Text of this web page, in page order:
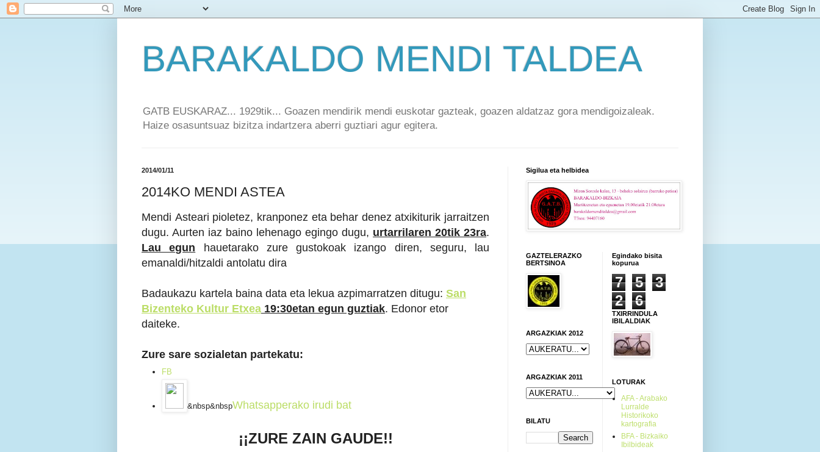
BARAKALDO MENDI TALDEA
GATB EUSKARAZ... 1929tik... Goazen mendirik mendi euskotar gazteak, goazen aldatzaz gora mendigoizaleak.
Haize osasuntsuaz bizitza indartzera aberri guztiari agur egitera.
2014/01/11
2014KO MENDI ASTEA
Mendi Asteari pioletez, kranponez eta behar denez atxikiturik jarraitzen
dugu. Aurten iaz baino lehenago egingo dugu, urtarrilaren 20tik 23ra.
Lau egun hauetarako zure gustokoak izango diren, seguru, lau
emanaldi/hitzaldi antolatu dira
Badaukazu kartela baina data eta lekua azpimarratzen ditugu: San
Bizenteko Kultur Etxea 19:30etan egun guztiak. Edonor etor
daiteke.
Zure sare sozialetan partekatu:
FB
&nbsp&nbspWhatsapperako irudi bat
¡¡ZURE ZAIN GAUDE!!
Sigilua eta helbidea
GAZTELERAZKO
BERTSINOA
ARGAZKIAK 2012
ARGAZKIAK 2011
BILATU
Egindako bisita
kopurua
7 5
3
2
6
TXIRRINDULA
IBILALDIAK
LOTURAK
AFA - Arabako
Lurralde
Historikoko
kartografia
BFA - Bizkaiko
Ibilbideak